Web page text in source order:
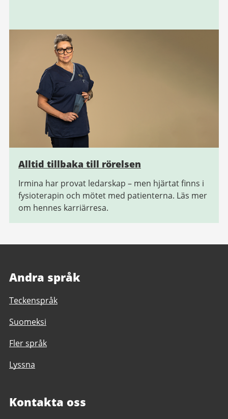
Alltid tillbaka till rörelsen
Irmina har provat ledarskap – men hjärtat finns i
fysioterapin och mötet med patienterna. Läs mer
om hennes karriärresa.
Andra språk
Teckenspråk
Suomeksi
Fler språk
Lyssna
Kontakta oss